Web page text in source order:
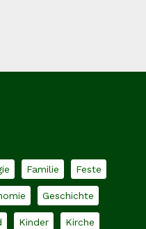
Familie Feste
Geschichte
Kinder Kirche